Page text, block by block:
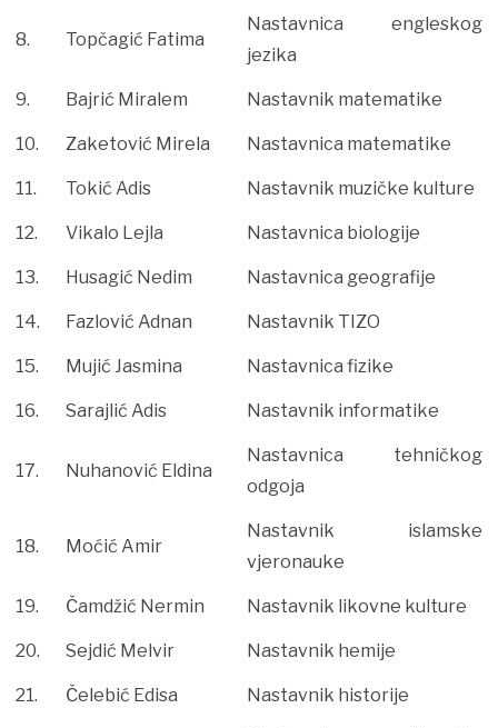
8. Topčagić Fatima
Nastavnica engleskog
jezika
9. Bajrić Miralem Nastavnik matematike
10. Zaketović Mirela Nastavnica matematike
11. Tokić Adis Nastavnik muzičke kulture
12. Vikalo Lejla Nastavnica biologije
13. Husagić Nedim Nastavnica geografije
14. Fazlović Adnan Nastavnik TIZO
15. Mujić Jasmina Nastavnica fizike
16. Sarajlić Adis Nastavnik informatike
17. Nuhanović Eldina
Nastavnica tehničkog
odgoja
18. Moćić Amir
Nastavnik islamske
vjeronauke
19. Čamdžić Nermin Nastavnik likovne kulture
20. Sejdić Melvir Nastavnik hemije
21. Čelebić Edisa Nastavnik historije